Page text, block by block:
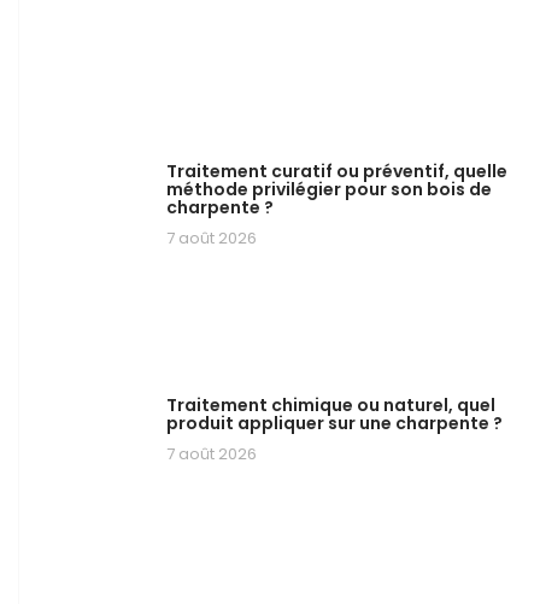
Traitement curatif ou préventif, quelle
méthode privilégier pour son bois de
charpente ?
7 août 2026
Traitement chimique ou naturel, quel
produit appliquer sur une charpente ?
7 août 2026